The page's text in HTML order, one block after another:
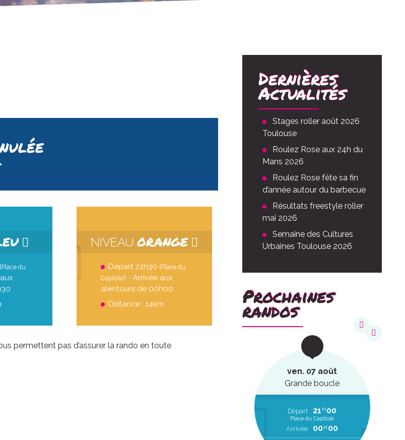
Place du
NIVEAU ORANGE
Départ 22h30 (Place du
Capitole) - Arrivée aux
alentours de 00h00
Distance : 14km
permettent pas d’assurer la rando en toute
Dernières
Actualités
Stages roller août 2026
Toulouse
Roulez Rose aux 24h du
Mans 2026
Roulez Rose fête sa fin
d’année autour du barbecue
Résultats freestyle roller
mai 2026
Semaine des Cultures
Urbaines Toulouse 2026
Prochaines
randos
ven. 07 août
Grande boucle
Départ 21 H 00
Place du Capitole
Arrivée 00H 00